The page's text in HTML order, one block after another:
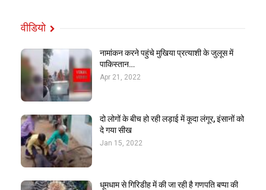
वीडियो
नामांकन करने पहुंचे मुखिया प्रत्याशी के जुलूस में
पाकिस्तान…
Apr 21, 2022
दो लोगों के बीच हो रही लड़ाई में कूदा लंगूर, इंसानों को
दे गया सीख
Jan 15, 2022
धूमधाम से गिरिडीह में की जा रही है गणपति बप्पा की